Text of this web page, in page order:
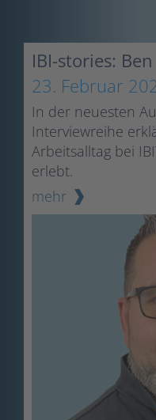
IBI-stories: Ben
23. Februar
In der neuesten
Interviewreihe
Arbeitsalltag bei
erlebt.
mehr